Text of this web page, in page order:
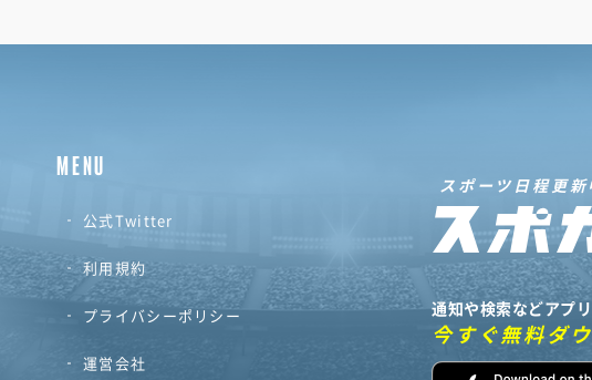
MENU
公式Twitter
利用規約
プライバシーポリシー
運営会社
スポーツ日程更新
通知や検索などアプ
今すぐ無料ダ